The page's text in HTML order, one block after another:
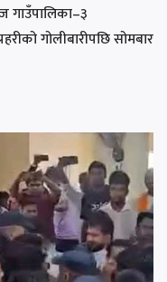
गाउँपालिका–३
गोलीबारीपछि सोमबार